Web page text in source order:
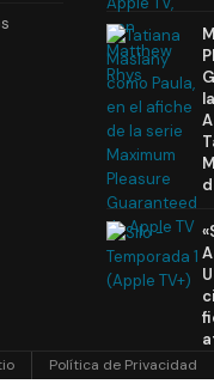
Política de Privacidad